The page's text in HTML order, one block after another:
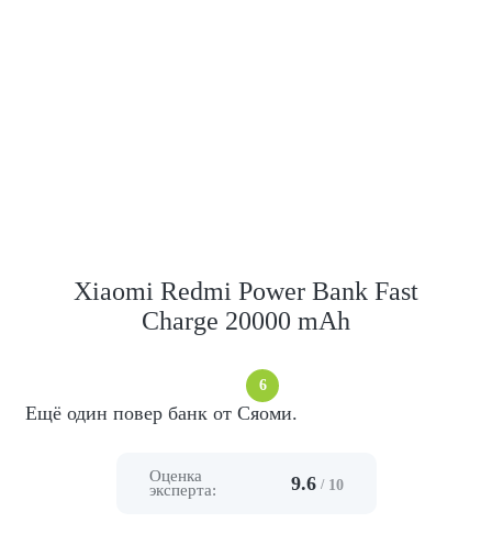
Xiaomi Redmi Power Bank Fast
Charge 20000 mAh
6
Ещё один повер банк от Сяоми.
Оценка
эксперта:
9.6 / 10